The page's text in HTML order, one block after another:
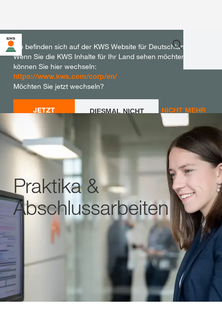
Sie befinden sich auf der KWS Website für Deutschland.
Wenn Sie die KWS Inhalte für Ihr Land sehen möchten,
können Sie hier wechseln:
https://www.kws.com/corp/en/
Möchten Sie jetzt wechseln?
JETZT
WECHSELN
DIESMAL NICHT
NICHT MEHR
FRAGEN
Praktika &
Abschlussarbeiten